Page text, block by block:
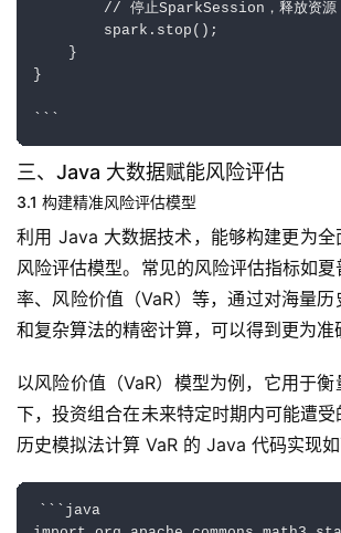
        // 停止SparkSession，释放资源
        spark.stop();
    }
}
三、Java 大数据赋能风险评估
3.1 构建精准风险评估模型
利用 Java 大数据技术，能够构建更为全
风险评估模型。常见的风险评估指标如
率、风险价值（VaR）等，通过对海量
和复杂算法的精密计算，可以得到更为准
以风险价值（VaR）模型为例，它用于
下，投资组合在未来特定时期内可能遭受
历史模拟法计算 VaR 的 Java 代码实现如
```java